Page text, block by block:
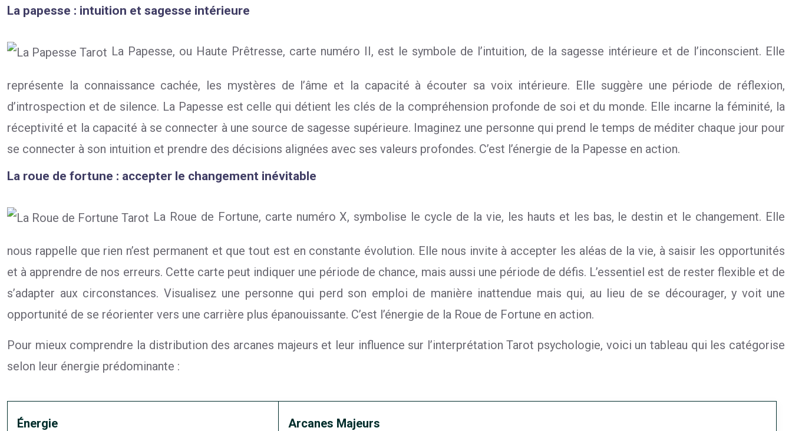
La papesse : intuition et sagesse intérieure
La Papesse, ou Haute Prêtresse, carte numéro II, est le symbole de l’intuition, de la sagesse intérieure et de l’inconscient. Elle
représente la connaissance cachée, les mystères de l’âme et la capacité à écouter sa voix intérieure. Elle suggère une période de réflexion,
d’introspection et de silence. La Papesse est celle qui détient les clés de la compréhension profonde de soi et du monde. Elle incarne la féminité, la
réceptivité et la capacité à se connecter à une source de sagesse supérieure. Imaginez une personne qui prend le temps de méditer chaque jour pour
se connecter à son intuition et prendre des décisions alignées avec ses valeurs profondes. C’est l’énergie de la Papesse en action.
La roue de fortune : accepter le changement inévitable
La Roue de Fortune, carte numéro X, symbolise le cycle de la vie, les hauts et les bas, le destin et le changement. Elle
nous rappelle que rien n’est permanent et que tout est en constante évolution. Elle nous invite à accepter les aléas de la vie, à saisir les opportunités
et à apprendre de nos erreurs. Cette carte peut indiquer une période de chance, mais aussi une période de défis. L’essentiel est de rester flexible et de
s’adapter aux circonstances. Visualisez une personne qui perd son emploi de manière inattendue mais qui, au lieu de se décourager, y voit une
opportunité de se réorienter vers une carrière plus épanouissante. C’est l’énergie de la Roue de Fortune en action.
Pour mieux comprendre la distribution des arcanes majeurs et leur influence sur l’interprétation Tarot psychologie, voici un tableau qui les catégorise
selon leur énergie prédominante :
Énergie Arcanes Majeurs